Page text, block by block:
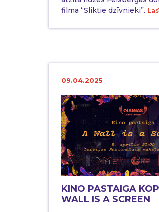
filma “Sliktie dzīvnieki”.
09.04.2025
KINO PASTAIGA
WALL IS A SCREEN